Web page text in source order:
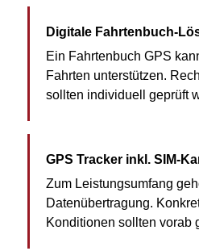
Digitale Fahrtenbuch-
Ein Fahrtenbuch GPS
Fahrten unterstützen.
sollten individuell geprüft
GPS Tracker inkl. SIM-
Zum Leistungsumfang
Datenübertragung.
Konditionen sollten vorab